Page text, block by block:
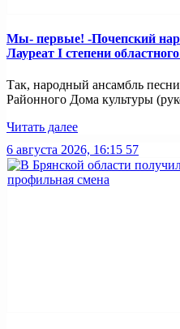
Мы- первые! -Почепский
Лауреат I степени
Так, народный ансамбль
Районного Дома культуры
Читать далее
6 августа 2026, 16:15 57